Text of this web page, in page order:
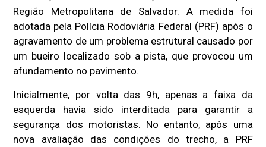
Região Metropolitana de Salvador. A medida foi
adotada pela Polícia Rodoviária Federal (PRF) após o
agravamento de um problema estrutural causado por
um bueiro localizado sob a pista, que provocou um
afundamento no pavimento.
Inicialmente, por volta das 9h, apenas a faixa da
esquerda havia sido interditada para garantir a
segurança dos motoristas. No entanto, após uma
nova avaliação das condições do trecho, a PRF